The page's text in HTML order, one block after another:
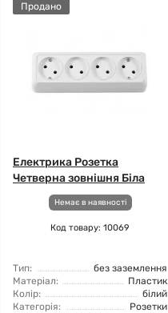
Продано
Електрика Розетка
Четверна зовнішня Біла
Немає в наявності
Код товару: 10069
Тип:
без заземлення
Матеріал:
Пластик
Колір:
білий
Категорія:
Розетки